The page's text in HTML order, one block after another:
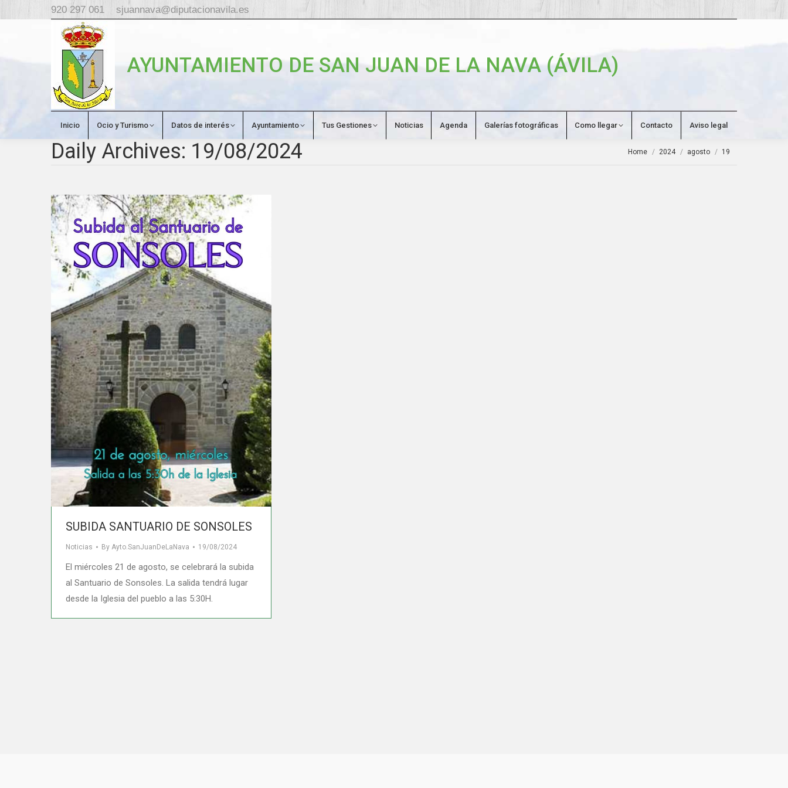
920 297 061 sjuannava@diputacionavila.es
AYUNTAMIENTO DE SAN JUAN DE LA NAVA (ÁVILA)
Inicio Ocio y Turismo Datos de interés Ayuntamiento Tus Gestiones Noticias Agenda Galerías fotográficas Como llegar Contacto Aviso legal
Daily Archives: 19/08/2024 You are here:
Home 2024 agosto 19
SUBIDA SANTUARIO DE SONSOLES
Noticias By Ayto.SanJuanDeLaNava 19/08/2024
El miércoles 21 de agosto, se celebrará la subida
al Santuario de Sonsoles. La salida tendrá lugar
desde la Iglesia del pueblo a las 5:30H.